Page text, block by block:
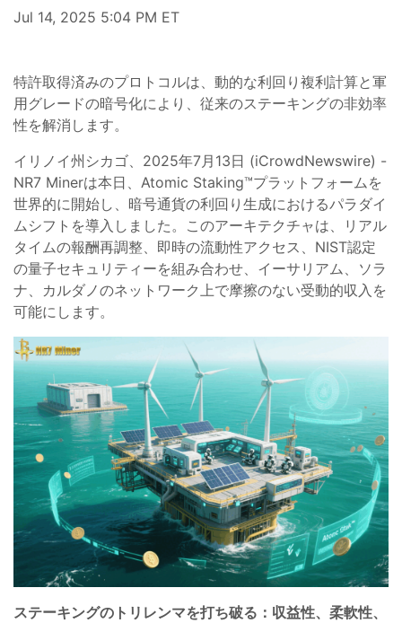
Jul 14, 2025 5:04 PM ET
特許取得済みのプロトコルは、動的な利回り複利計算と軍
用グレードの暗号化により、従来のステーキングの非効率
性を解消します。
イリノイ州シカゴ、2025年7月13日 (iCrowdNewswire) -
NR7 Minerは本日、Atomic Staking™プラットフォームを
世界的に開始し、暗号通貨の利回り生成におけるパラダイ
ムシフトを導入しました。このアーキテクチャは、リアル
タイムの報酬再調整、即時の流動性アクセス、NIST認定
の量子セキュリティーを組み合わせ、イーサリアム、ソラ
ナ、カルダノのネットワーク上で摩擦のない受動的収入を
可能にします。
ステーキングのトリレンマを打ち破る：収益性、柔軟性、